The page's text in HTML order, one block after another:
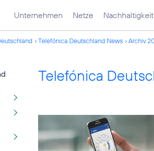
Unternehmen Netze Nachhaltigkeit
Telefónica Deutschland News Archiv
Telefónica